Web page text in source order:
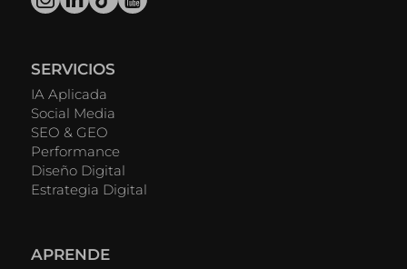
SERVICIOS
IA Aplicada
Social Media
SEO & GEO
Performance
Diseño Digital
Estrategia Digital
APRENDE